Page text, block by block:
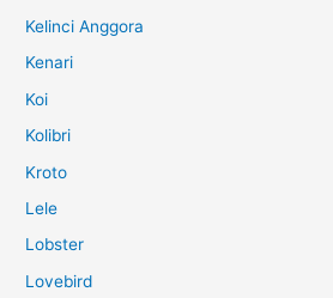
Kelinci Anggora
Kenari
Koi
Kolibri
Kroto
Lele
Lobster
Lovebird